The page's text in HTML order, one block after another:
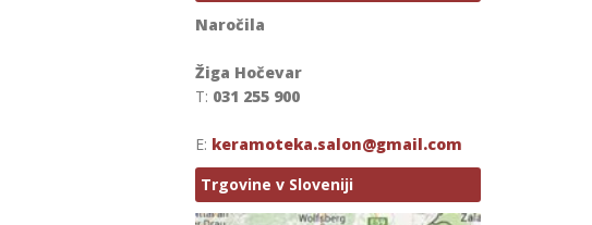
Naročila
Žiga Hočevar
T: 031 255 900
E: keramoteka.salon@gmail.com
Trgovine v Sloveniji